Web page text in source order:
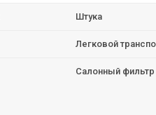
Штука
Легковой
Салонный фильтр